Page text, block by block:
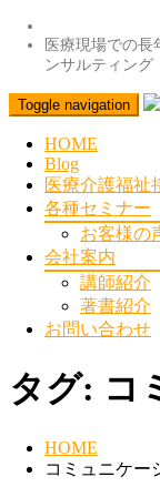
医療現場での
ンサルティング
Toggle navigation
HOME
Blog
医療介護福祉
各種セミナー
お客様の
会社案内
講師紹介
著書紹介
お問い合わせ
タグ: コ
HOME
コミュニケー